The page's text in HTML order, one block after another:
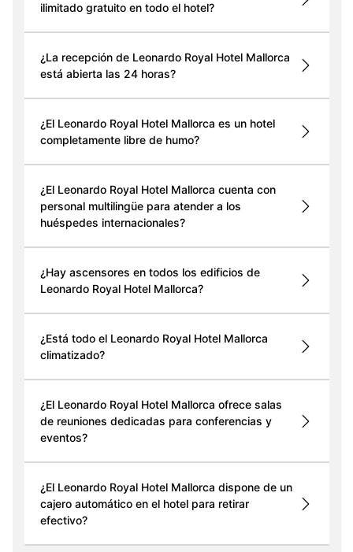
ilimitado gratuito en todo el hotel?
¿La recepción de Leonardo Royal Hotel Mallorca
está abierta las 24 horas?
¿El Leonardo Royal Hotel Mallorca es un hotel
completamente libre de humo?
¿El Leonardo Royal Hotel Mallorca cuenta con
personal multilingüe para atender a los
huéspedes internacionales?
¿Hay ascensores en todos los edificios de
Leonardo Royal Hotel Mallorca?
¿Está todo el Leonardo Royal Hotel Mallorca
climatizado?
¿El Leonardo Royal Hotel Mallorca ofrece salas
de reuniones dedicadas para conferencias y
eventos?
¿El Leonardo Royal Hotel Mallorca dispone de un
cajero automático en el hotel para retirar
efectivo?